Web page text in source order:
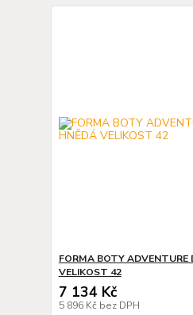
FORMA BOTY ADVENTURE
VELIKOST 42
7 134 Kč
5 896 Kč bez DPH